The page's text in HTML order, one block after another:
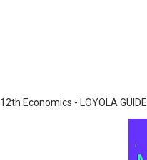
12th Economics - LOYOLA GUIDE